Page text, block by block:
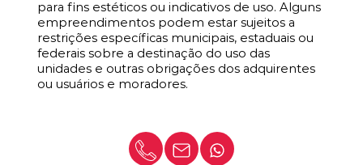
para fins estéticos ou indicativos de uso. Alguns
empreendimentos podem estar sujeitos a
restrições específicas municipais, estaduais ou
federais sobre a destinação do uso das
unidades e outras obrigações dos adquirentes
ou usuários e moradores.